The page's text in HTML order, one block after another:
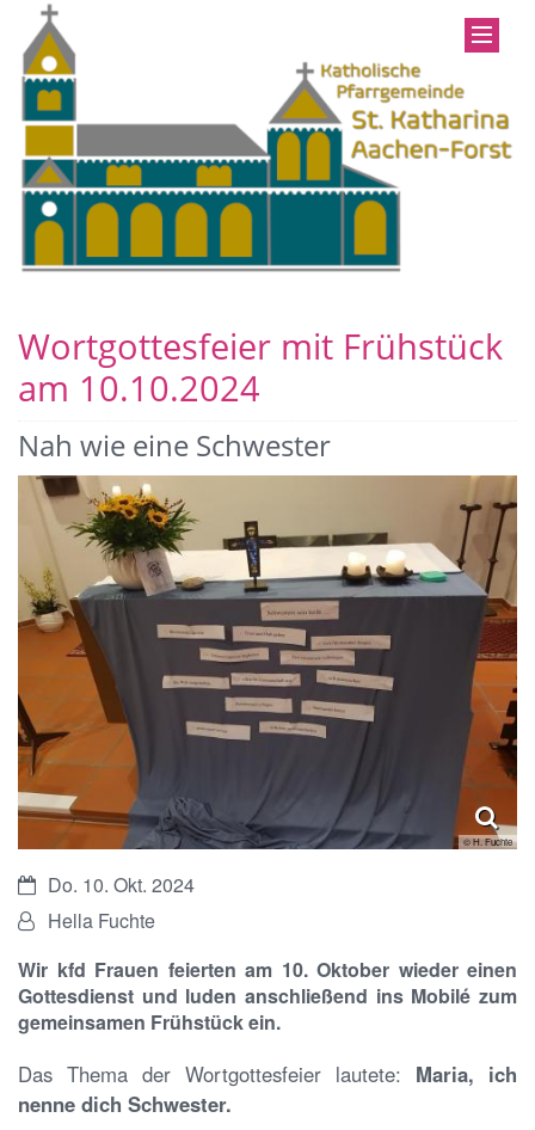
Wortgottesfeier mit Frühstück
am 10.10.2024
Nah wie eine Schwester
© H. Fuchte
Datum:Do. 10. Okt. 2024
Von:Hella Fuchte
Wir kfd Frauen feierten am 10. Oktober wieder einen
Gottesdienst und luden anschließend ins Mobilé zum
gemeinsamen Frühstück ein.
Das Thema der Wortgottesfeier lautete: Maria, ich
nenne dich Schwester.